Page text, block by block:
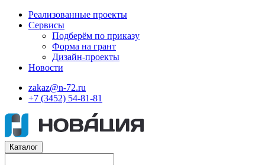
Реализованные проекты
Сервисы
Подберём по приказу
Форма на грант
Дизайн-проекты
Новости
zakaz@n-72.ru
+7 (3452) 54-81-81
Каталог